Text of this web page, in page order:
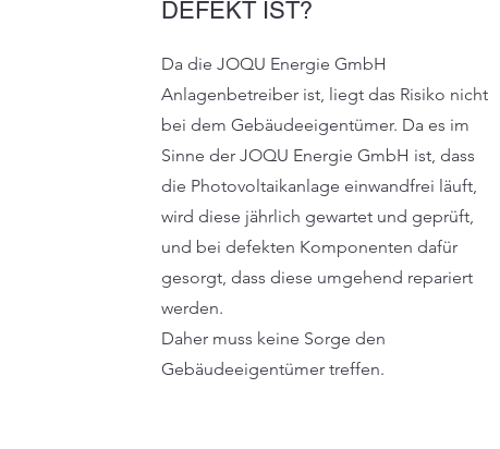
DEFEKT IST?
Da die JOQU Energie GmbH
Anlagenbetreiber ist, liegt das Risiko nicht
bei dem Gebäudeeigentümer. Da es im
Sinne der JOQU Energie GmbH ist, dass
die Photovoltaikanlage einwandfrei läuft,
wird diese jährlich gewartet und geprüft,
und bei defekten Komponenten dafür
gesorgt, dass diese umgehend repariert
werden.
Daher muss keine Sorge den
Gebäudeeigentümer treffen.